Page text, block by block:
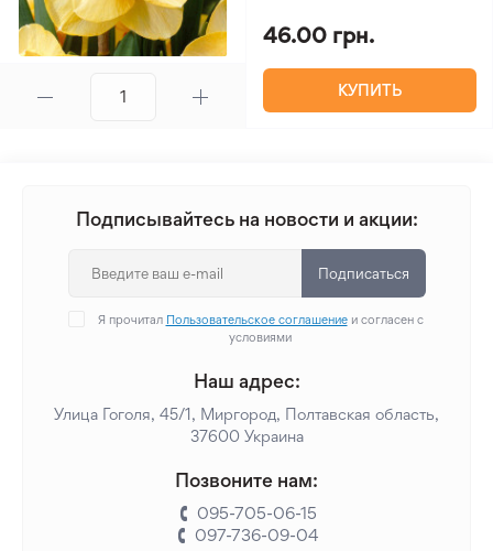
46.00 грн.
КУПИТЬ
Подписывайтесь на новости и акции:
Подписаться
Я прочитал Пользовательское соглашениеи согласен с
условиями
Наш адрес:
Улица Гоголя, 45/1, Миргород, Полтавская область,
37600 Украина
Позвоните нам:
095-705-06-15
097-736-09-04